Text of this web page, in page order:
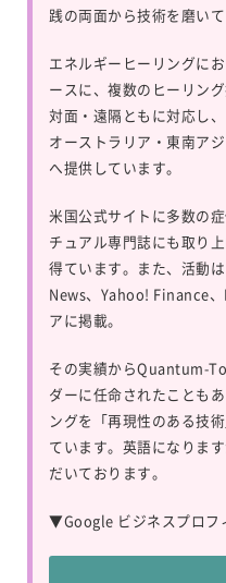
践の両面から技術を磨いて
エネルギーヒーリングにお
ースに、複数のヒーリング
対面・遠隔ともに対応し
オーストラリア・東南ア
へ提供しています。
米国公式サイトに多数の
チュアル専門誌にも取り
得ています。また、活動
News、Yahoo! Finance、
アに掲載。
その実績からQuantum-
ダーに任命されたことも
ングを「再現性のある技
ています。英語になりま
だいております。
▼Google ビジネスプロフ